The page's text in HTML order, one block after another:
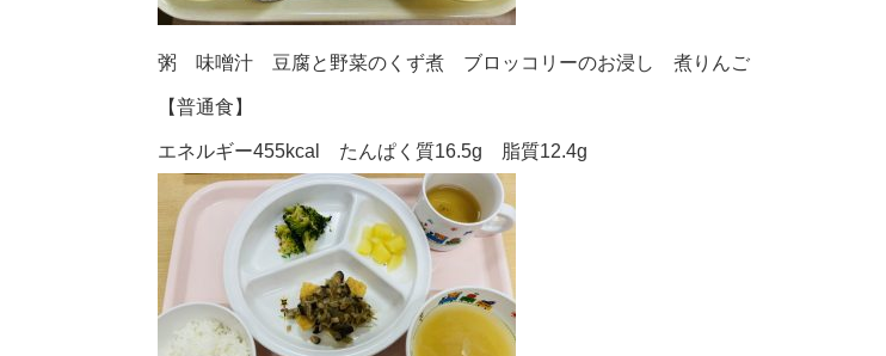
粥 味噌汁 豆腐と野菜のくず煮 ブロッコリーのお浸し 煮りんご
【普通食】
エネルギー455kcal たんぱく質16.5g 脂質12.4g